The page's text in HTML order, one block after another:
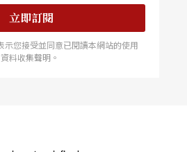
的層次就產生了極大變化，
首次意識到日常如何影響觀
如何影響作品的觀演關係。
立即訂閱
示您接受並同意已閱讀本網站的使用
料收集聲明。